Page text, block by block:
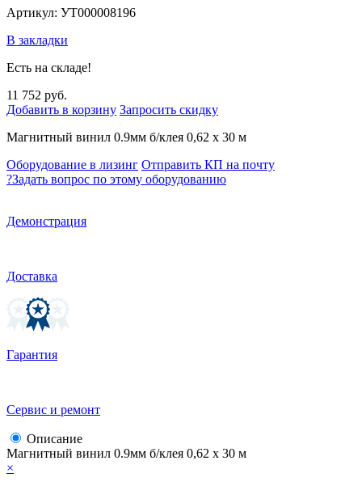
Артикул: УТ000008196
В закладки
Есть на складе!
11 752 руб.
Добавить в корзину Запросить скидку
Магнитный винил 0.9мм б/клея 0,62 x 30 м
Оборудование в лизинг Отправить КП на почту
?Задать вопрос по этому оборудованию
Демонстрация
Доставка
Гарантия
Сервис и ремонт
Описание
Магнитный винил 0.9мм б/клея 0,62 x 30 м
×